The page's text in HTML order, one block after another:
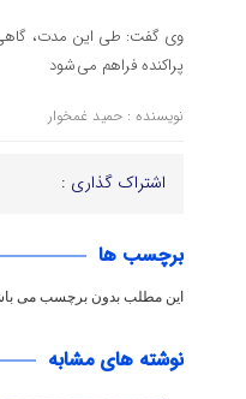
وی گفت: طی این مدت، گاهی
پراکنده فراهم می شود
نویسنده : حمید غمخوار
اشتراک گذاری :
برچسب ها
این مطلب بدون برچسب می
نوشته های مشابه